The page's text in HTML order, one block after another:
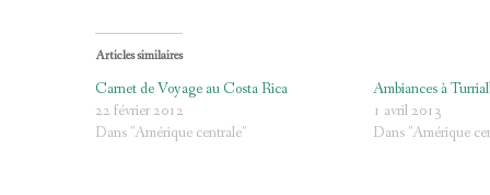
Articles similaires
Carnet de Voyage au Costa Rica
22 février 2012
Dans "Amérique centrale"
Ambiances à
1 avril 2013
Dans "Amérique